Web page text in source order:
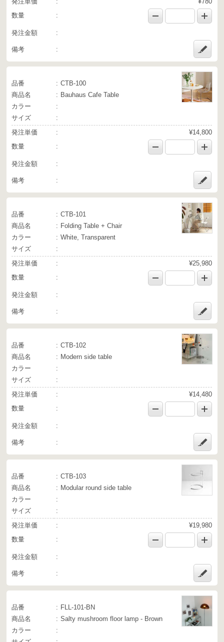
数量
発注金額
備考
品番
CTB-100
商品名
Bauhaus Cafe Table
カラー
サイズ
発注単価
¥14,800
数量
発注金額
備考
品番
CTB-101
商品名
Folding Table + Chair
カラー
White, Transparent
サイズ
発注単価
¥25,980
数量
発注金額
備考
品番
CTB-102
商品名
Modern side table
カラー
サイズ
発注単価
¥14,480
数量
発注金額
備考
品番
CTB-103
商品名
Modular round side table
カラー
サイズ
発注単価
¥19,980
数量
発注金額
備考
品番
FLL-101-BN
商品名
Salty mushroom floor lamp - Brown
カラー